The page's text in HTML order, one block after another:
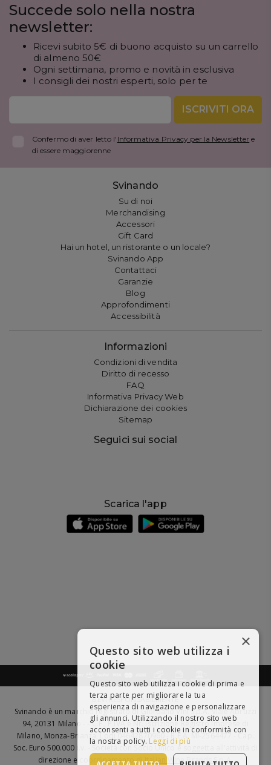
Succede solo nella nostra
newsletter:
Ricevi subito 5€ di buono acquisto su un carrello
di almeno 50€
Ogni settimana, promo e novità in esclusiva
I consigli dei nostri esperti, solo per te
ISCRIVITI ORA
Confermo di aver letto l' Informativa Privacy per la Newsletter e
di essere maggiorenne
Svinando
Su di noi
Merchandising
Accessori
Gift Card
Hai un hotel, un ristorante o un locale?
Svinando App
Contattaci
Garanzie
Blog
Approfondimenti
Accessibilità
Informazioni
Condizioni di vendita
Diritto di recesso
FAQ
Informativa Privacy Web
Dichiarazione dei cookies
Sitemap
Seguici sui social
Scarica l'app
BEVI RESPONSABILMENTE
Svinando è un marchio registrato di Giordano Vini S.p.A. Viale Abruzzi
94, 20131 Milano - - C.F., P.IVA e Nr. Iscrizione Registro Imprese di
Milano, Monza-Brianza, Lodi 04642870960 - R.E.A. MI-2564477 - Cap.
Soc. Euro 500.000 i.v. - Società con Socio Unico e soggetta all'attività di
direzione e coordinamento diItalian Wine Brands S.p.A.
×
Questo sito web utilizza i
cookie
Questo sito web utilizza i cookie di prima e
terza parte per migliorare la tua
esperienza di navigazione e personalizzare
gli annunci. Utilizzando il nostro sito web
acconsenti a tutti i cookie in conformità con
la nostra policy. Leggi di più